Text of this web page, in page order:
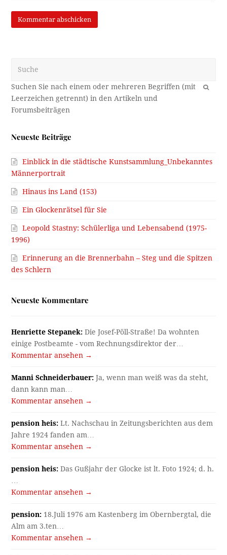
OK
Neueste Beiträge
Einblick in die städtische Kunstsammlung_Unbekanntes
Männerportrait
Hinaus ins Land (153)
Ein Glockenrätsel für Sie
Leopold Stastny: Schülerliga und Lebensabend (1975-
1996)
Erinnerung an die Brennerbahn – Steg und die Spitzen
des Schlern
Neueste Kommentare
Henriette Stepanek: Die Josef-Pöll-Straße! Da wohnten
einige Postbeamte - vom Rechnungsdirektor der…
Kommentar ansehen →
Manni Schneiderbauer: Ja, wenn man weiß was da steht,
dann kann man…
Kommentar ansehen →
pension heis: Lt. Nachschau in Zeitungsberichten aus dem
Jahre 1924 fanden am…
Kommentar ansehen →
pension heis: Das Gußjahr der Glocke ist lt. Foto 1924; d. h.
Kommentar ansehen →
pension: 18.Juli 1976 am Kastenberg im Obernbergtal, die
Alm am 3.ten…
Kommentar ansehen →